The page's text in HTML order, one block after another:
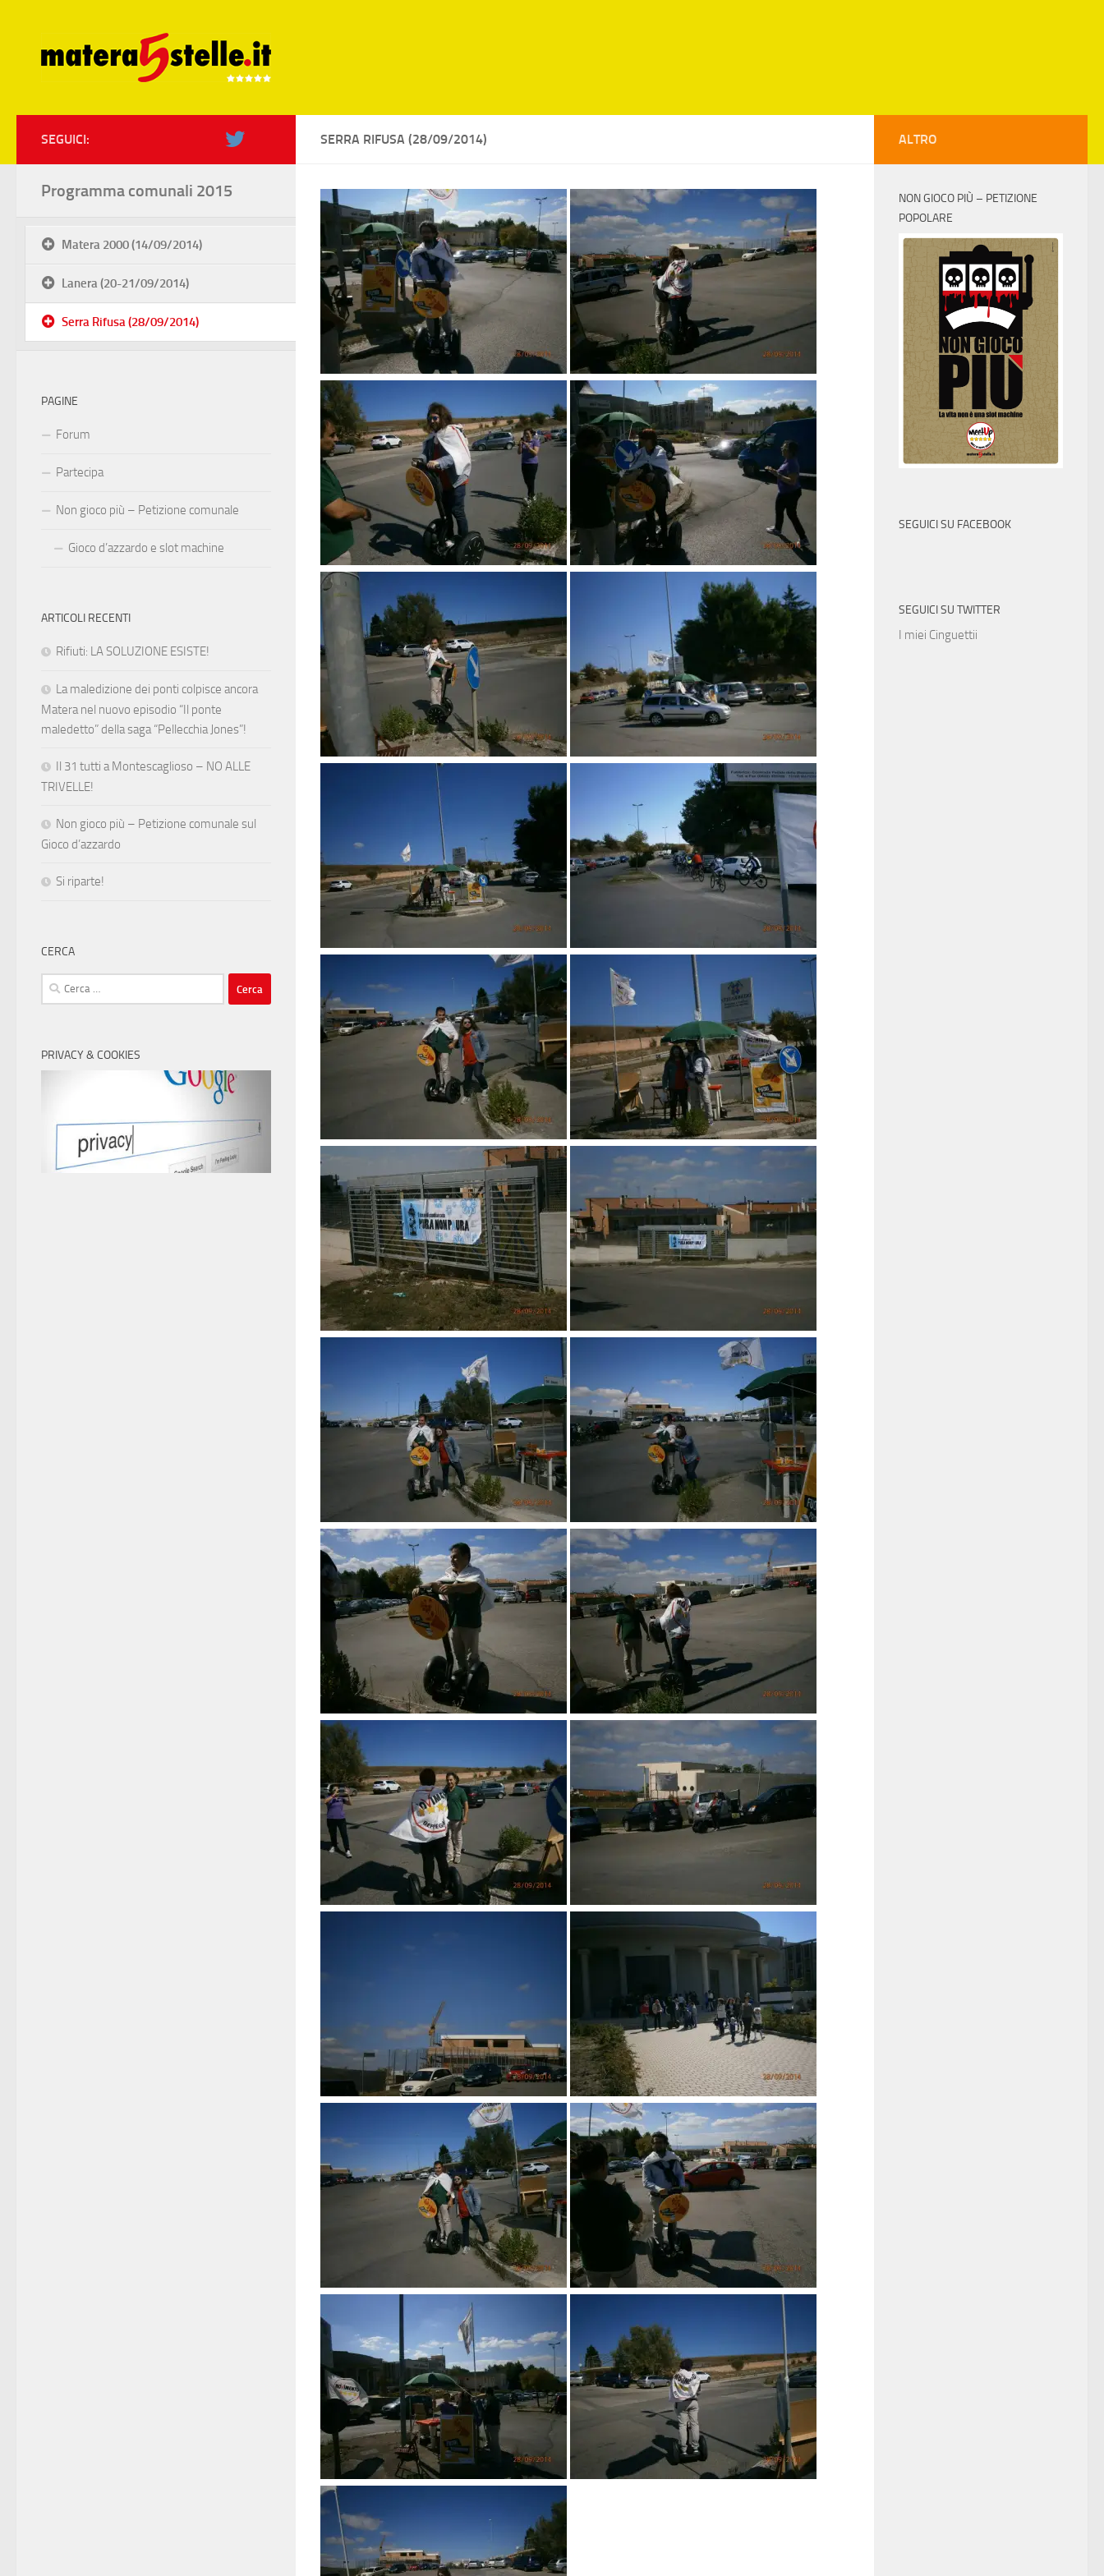
SERRA RIFUSA (28/09/2014)
SEGUICI:
Programma comunali 2015
Matera 2000 (14/09/2014)
Lanera (20-21/09/2014)
Serra Rifusa (28/09/2014)
PAGINE
Forum
Partecipa
Non gioco più – Petizione comunale
Gioco d’azzardo e slot machine
ARTICOLI RECENTI
Rifiuti: LA SOLUZIONE ESISTE!
La maledizione dei ponti colpisce ancora
Matera nel nuovo episodio “Il ponte
maledetto” della saga “Pellecchia Jones”!
Il 31 tutti a Montescaglioso – NO ALLE
TRIVELLE!
Non gioco più – Petizione comunale sul
Gioco d’azzardo
Si riparte!
CERCA
Ricerca
per:
PRIVACY & COOKIES
ALTRO
NON GIOCO PIÙ – PETIZIONE
POPOLARE
SEGUICI SU FACEBOOK
SEGUICI SU TWITTER
I miei Cinguettii